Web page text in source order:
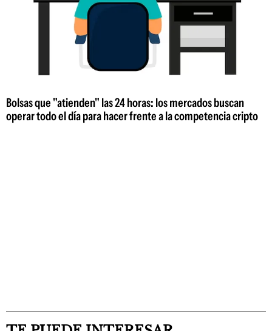
Bolsas que "atienden" las 24 horas: los mercados buscan
operar todo el día para hacer frente a la competencia cripto